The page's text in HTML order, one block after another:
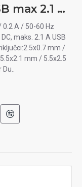
Prosto UIS-30 3-12V+USB max 2.1 univerzalni ispravljač
0.2 A / 50-60 Hz
maks. 2.1 A USB
mm /
mm / 5.5x2.5